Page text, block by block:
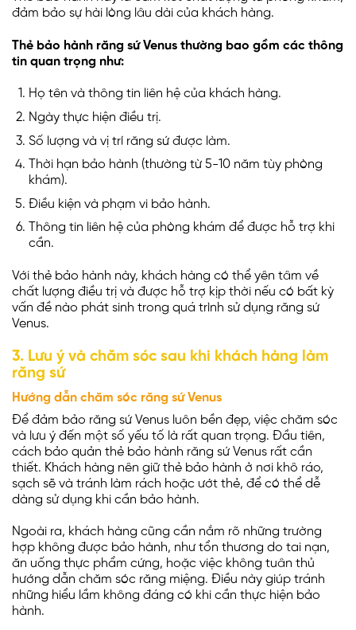
đảm bảo sự hài lòng lâu dài của khách hàng.
Thẻ bảo hành răng sứ Venus thường bao gồm các thông
tin quan trọng như:
Họ tên và thông tin liên hệ của khách hàng.
Ngày thực hiện điều trị.
Số lượng và vị trí răng sứ được làm.
Thời hạn bảo hành (thường từ 5-10 năm tùy phòng
khám).
Điều kiện và phạm vi bảo hành.
Thông tin liên hệ của phòng khám để được hỗ trợ khi
cần.
Với thẻ bảo hành này, khách hàng có thể yên tâm về
chất lượng điều trị và được hỗ trợ kịp thời nếu có bất kỳ
vấn đề nào phát sinh trong quá trình sử dụng răng sứ
Venus.
3. Lưu ý và chăm sóc sau khi khách hàng làm
răng sứ
Hướng dẫn chăm sóc răng sứ Venus
Để đảm bảo răng sứ Venus luôn bền đẹp, việc chăm sóc
và lưu ý đến một số yếu tố là rất quan trọng. Đầu tiên,
cách bảo quản thẻ bảo hành răng sứ Venus rất cần
thiết. Khách hàng nên giữ thẻ bảo hành ở nơi khô ráo,
sạch sẽ và tránh làm rách hoặc ướt thẻ, để có thể dễ
dàng sử dụng khi cần bảo hành.
Ngoài ra, khách hàng cũng cần nắm rõ những trường
hợp không được bảo hành, như tổn thương do tai nạn,
ăn uống thực phẩm cứng, hoặc việc không tuân thủ
hướng dẫn chăm sóc răng miệng. Điều này giúp tránh
những hiểu lầm không đáng có khi cần thực hiện bảo
hành.